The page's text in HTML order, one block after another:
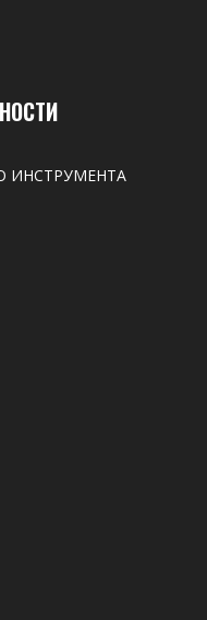
ИНСТРУМЕНТА